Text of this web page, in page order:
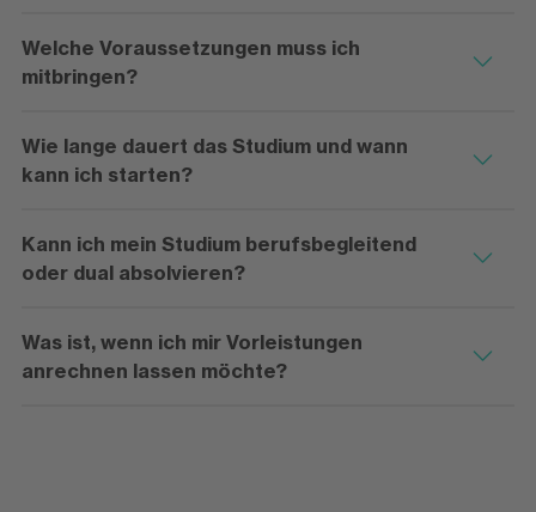
Welche Voraussetzungen muss ich
mitbringen?
Wie lange dauert das Studium und wann
kann ich starten?
Kann ich mein Studium berufsbegleitend
oder dual absolvieren?
Was ist, wenn ich mir Vorleistungen
anrechnen lassen möchte?